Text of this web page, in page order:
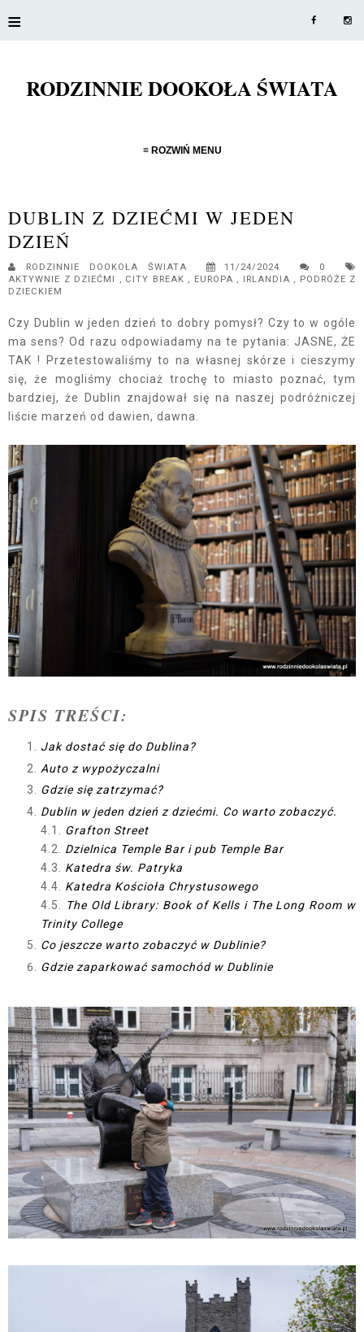
≡
RODZINNIE DOOKOŁA ŚWIATA
≡ ROZWIŃ MENU
DUBLIN Z DZIEĆMI W JEDEN
DZIEŃ
RODZINNIE DOOKOŁA ŚWIATA 11/24/2024
0
AKTYWNIE Z DZIEĆMI
, CITY BREAK , EUROPA , IRLANDIA , PODRÓŻE Z
DZIECKIEM
Czy Dublin w jeden dzień to dobry pomysł? Czy to w ogóle
ma sens? Od razu odpowiadamy na te pytania: JASNE, ŻE
TAK ! Przetestowaliśmy to na własnej skórze i cieszymy
się, że mogliśmy chociaż trochę to miasto poznać, tym
bardziej, że Dublin znajdował się na naszej podróżniczej
liście marzeń od dawien, dawna.
SPIS TREŚCI:
Jak dostać się do Dublina?
Auto z wypożyczalni
Gdzie się zatrzymać?
Dublin w jeden dzień z dziećmi. Co warto zobaczyć.
4.1. Grafton Street
4.2. Dzielnica Temple Bar i pub Temple Bar
4.3. Katedra św. Patryka
4.4. Katedra Kościoła Chrystusowego
4.5.
The Old Library: Book of Kells i The Long Room w
Trinity College
Co jeszcze warto zobaczyć w Dublinie?
Gdzie zaparkować samochód w Dublinie